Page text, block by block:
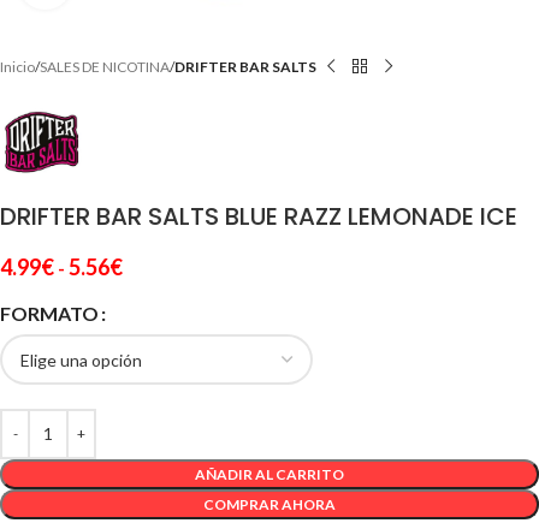
Inicio SALES DE NICOTINA DRIFTER BAR SALTS
DRIFTER BAR SALTS BLUE RAZZ LEMONADE ICE
4.99€ - 5.56€
FORMATO
AÑADIR AL CARRITO
COMPRAR AHORA